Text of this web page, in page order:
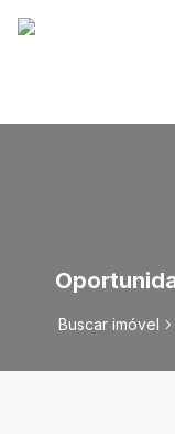
Buscar imóvel